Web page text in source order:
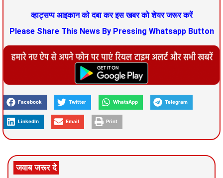
व्हाट्सप्प आइकान को दबा कर इस खबर को शेयर जरूर करें
Please Share This News By Pressing Whatsapp Button
Facebook Twitter WhatsApp Telegram
LinkedIn Email Print
जवाब जरूर दे